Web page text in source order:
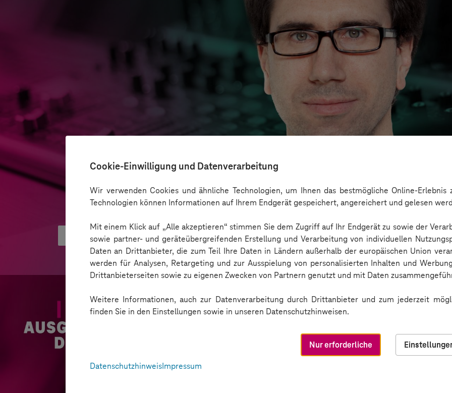
Cookie-Einwilligung und Datenverarbeitung
Wir verwenden Cookies und ähnliche Technologien, um Ihnen das bestmögliche Online-
Technologien können Informationen auf Ihrem Endgerät gespeichert, angereichert und gelesen
Mit einem Klick auf „Alle akzeptieren“ stimmen Sie dem Zugriff auf Ihr Endgerät zu sowie der
sowie partner- und geräteübergreifenden Erstellung und Verarbeitung von individuellen
Daten an Drittanbieter, die zum Teil Ihre Daten in Ländern außerhalb der europäischen Union
werden für Analysen, Retargeting und zur Ausspielung von personalisierten Inhalten und
Drittanbieterseiten sowie zu eigenen Zwecken von Partnern genutzt und mit Daten
Weitere Informationen, auch zur Datenverarbeitung durch Drittanbieter und zum jederzeit
finden Sie in den Einstellungen sowie in unseren Datenschutzhinweisen.
Nur erforderliche
DatenschutzhinweisImpressum
Was hinter AI Smart Glasses steckt: Use Cases, Chancen und